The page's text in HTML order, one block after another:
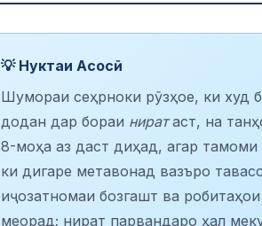
💡 Нуктаи Асосӣ
Шумораи сеҳрноки рӯзҳое, ки худ
додан дар бораи ниратаст, на
8-моҳа аз даст диҳад, агар
ки дигаре метавонад вазъро
иҷозатномаи бозгашт ва
меорад; нират парвандаро ҳал